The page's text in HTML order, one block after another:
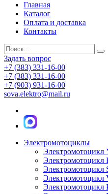
Главная
Каталог
Оплата и доставка
Контакты
Задать вопрос
+7 (383) 331-16-00
+7 (383) 331-16-00
+7 (903) 931-16-00
sova.elektro@mail.ru
Электромотоциклы
Электромотоцикл
Электромотоцикл
Электромотоцикл
Электромотоцикл
Электромотоцикл